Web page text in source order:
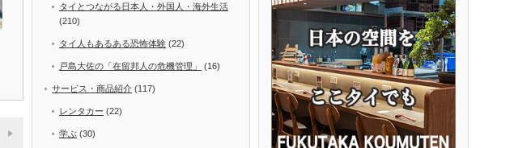
タイとつながる日本人・外国人・海外生活
(210)
タイ人もあるある恐怖体験 (22)
戸島大佐の「在留邦人の危機管理」 (16)
サービス・商品紹介 (117)
レンタカー (22)
学ぶ (30)